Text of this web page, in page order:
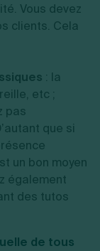
Vous devez
clients. Cela
: la
etc ;
pas
que si
un bon moyen
également
des tutos
de tous